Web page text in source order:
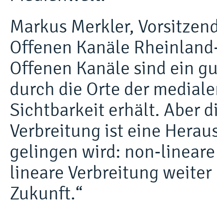
Markus Merkler,
Offenen Kanäle
Offenen Kanäle sind ein
durch die Orte der
Sichtbarkeit erhält. Aber
Verbreitung ist eine
gelingen wird: non-
lineare Verbreitung
Zukunft.“